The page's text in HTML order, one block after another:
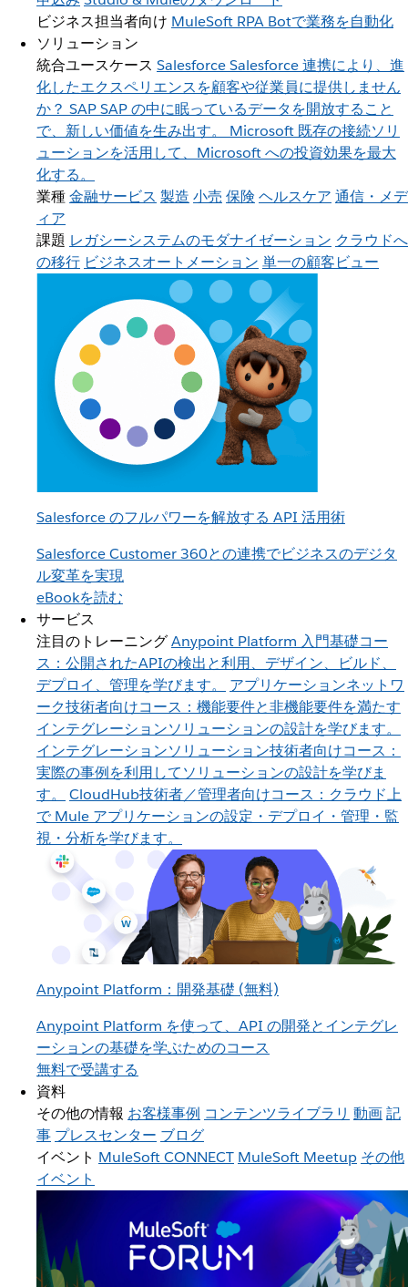
ビジネス担当者向け MuleSoft RPA Botで業務を自動化
ソリューション
統合ユースケース SalesforceSalesforce 連携により、進
化したエクスペリエンスを顧客や従業員に提供しません
か？ SAPSAP の中に眠っているデータを開放すること
で、新しい価値を生み出す。
Microsoft 既存の接続ソリ
ューションを活用して、Microsoft への投資効果を最大
化する。
業種金融サービス 製造 小売 保険 ヘルスケア 通信・メデ
ィア
課題 レガシーシステムのモダナイゼーション クラウドへ
の移行 ビジネスオートメーション 単一の顧客ビュー
Salesforce のフルパワーを解放する API 活用術
Salesforce Customer 360との連携でビジネスのデジタ
ル変革を実現
eBookを読む
サービス
注目のトレーニングAnypoint Platform 入門基礎コー
ス：公開されたAPIの検出と利用、デザイン、ビルド、
デプロイ、管理を学びます。
アプリケーションネットワ
ーク技術者向けコース：機能要件と非機能要件を満たす
インテグレーションソリューションの設計を学びます。
インテグレーションソリューション技術者向けコース：
実際の事例を利用してソリューションの設計を学びま
す。
CloudHub技術者／管理者向けコース：クラウド上
で Mule アプリケーションの設定・デプロイ・管理・監
視・分析を学びます。
Anypoint Platform：開発基礎 (無料)
Anypoint Platform を使って、API の開発とインテグレ
ーションの基礎を学ぶためのコース
無料で受講する
資料
その他の情報 お客様事例 コンテンツライブラリ 動画記
事 プレスセンター ブログ
イベント MuleSoft CONNECT MuleSoft Meetup その他
イベント